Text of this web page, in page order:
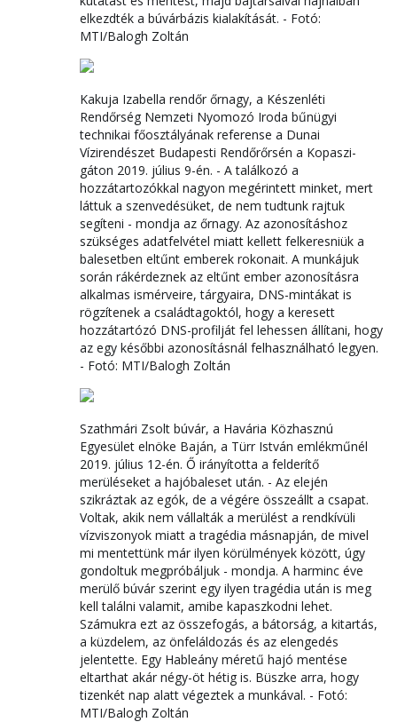
elkezdték a búvárbázis kialakítását. - Fotó:
MTI/Balogh Zoltán
Kakuja Izabella rendőr őrnagy, a Készenléti
Rendőrség Nemzeti Nyomozó Iroda bűnügyi
technikai főosztályának referense a Dunai
Vízirendészet Budapesti Rendőrőrsén a Kopaszi-
gáton 2019. július 9-én. - A találkozó a
hozzátartozókkal nagyon megérintett minket, mert
láttuk a szenvedésüket, de nem tudtunk rajtuk
segíteni - mondja az őrnagy. Az azonosításhoz
szükséges adatfelvétel miatt kellett felkeresniük a
balesetben eltűnt emberek rokonait. A munkájuk
során rákérdeznek az eltűnt ember azonosításra
alkalmas ismérveire, tárgyaira, DNS-mintákat is
rögzítenek a családtagoktól, hogy a keresett
hozzátartózó DNS-profilját fel lehessen állítani, hogy
az egy későbbi azonosításnál felhasználható legyen.
- Fotó: MTI/Balogh Zoltán
Szathmári Zsolt búvár, a Havária Közhasznú
Egyesület elnöke Baján, a Türr István emlékműnél
2019. július 12-én. Ő irányította a felderítő
merüléseket a hajóbaleset után. - Az elején
szikráztak az egók, de a végére összeállt a csapat.
Voltak, akik nem vállalták a merülést a rendkívüli
vízviszonyok miatt a tragédia másnapján, de mivel
mi mentettünk már ilyen körülmények között, úgy
gondoltuk megpróbáljuk - mondja. A harminc éve
merülő búvár szerint egy ilyen tragédia után is meg
kell találni valamit, amibe kapaszkodni lehet.
Számukra ezt az összefogás, a bátorság, a kitartás,
a küzdelem, az önfeláldozás és az elengedés
jelentette. Egy Hableány méretű hajó mentése
eltarthat akár négy-öt hétig is. Büszke arra, hogy
tizenkét nap alatt végeztek a munkával. - Fotó:
MTI/Balogh Zoltán